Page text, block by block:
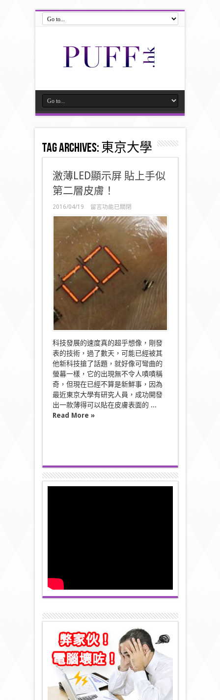
Tag Archives:東京大學
激薄LED顯示屏 貼上手似
第二層皮膚！
2016/04/19
在
〈激
薄
LED
示
屏
上
手
似
第
膚！〉
中
留言功能已關閉
科技發展的速度真的超乎想像，剛發
表的技術，過了數天，可能已經被其
他新科技搶了話題，就好像可彎曲的
螢幕一樣，它的出現無不令人嘖嘖稱
奇，但現在已經不算是新鮮事，因為
最近東京大學有研究人員，成功開發
出一款薄得可以貼在皮膚表面的 ...
Read More »